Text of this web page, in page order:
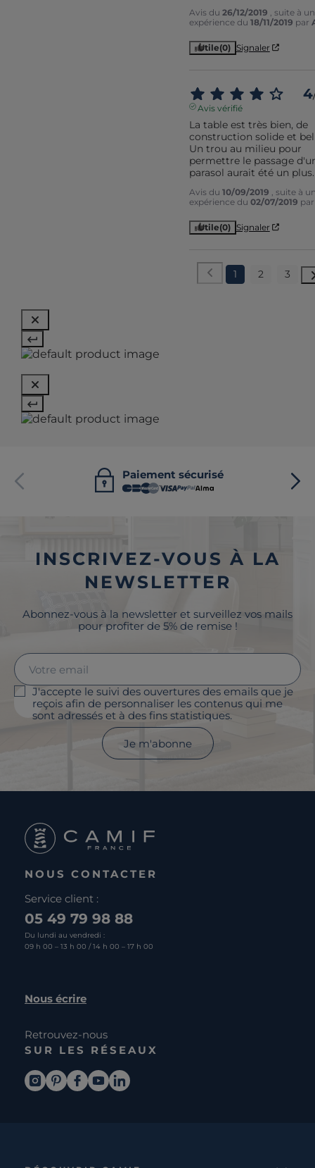
Avis du 26/12/2019
, suite à
expérience du 18/11/2019 par
Utile(0) Signaler
4
Avis vérifié
La table est très bien, de
construction solide et
Un trou au milieu pour
permettre le passage
parasol aurait été un plus.
Avis du 10/09/2019
, suite à
expérience du 02/07/2019
Utile(0) Signaler
1 2 3
Paiement sécurisé
INSCRIVEZ-VOUS À LA
NEWSLETTER
Abonnez-vous à la newsletter et surveillez vos mails
pour profiter de 5% de remise !
J'accepte le suivi des ouvertures des emails que je
reçois afin de personnaliser les contenus qui me
sont adressés et à des fins statistiques.
Je m'abonne
NOUS CONTACTER
Service client :
05 49 79 98 88
Du lundi au vendredi :
09 h 00 – 13 h 00 / 14 h 00 – 17 h 00
Nous écrire
Retrouvez-nous
SUR LES RÉSEAUX